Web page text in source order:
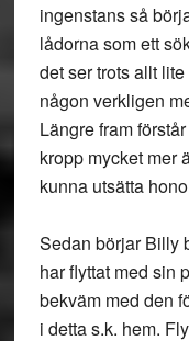
ingenstans så
lådorna som ett
det ser trots allt
någon verkligen
Längre fram
kropp mycket mer
kunna utsätta
Sedan börjar Billy
har flyttat med sin
bekväm med den
i detta s.k. hem.